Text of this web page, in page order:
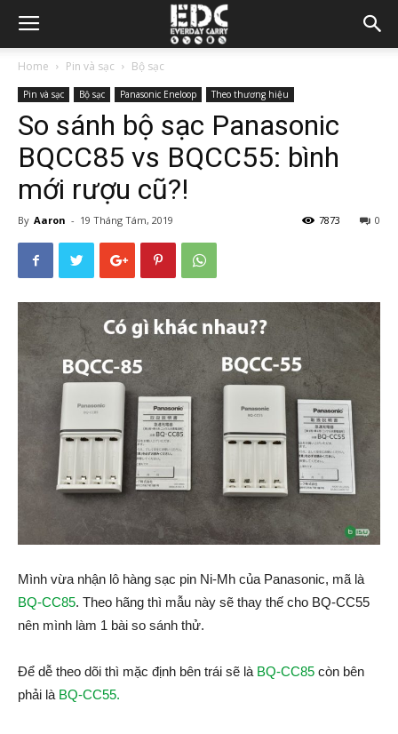
Home Pin và sạc Bộ sạc
Pin và sạc Bộ sạc Panasonic Eneloop Theo thương hiệu
So sánh bộ sạc Panasonic
BQCC85 vs BQCC55: bình
mới rượu cũ?!
By Aaron - 19 Tháng Tám, 2019 0
7873
Mình vừa nhận lô hàng sạc pin Ni-Mh của Panasonic, mã là
BQ-CC85. Theo hãng thì mẫu này sẽ thay thế cho BQ-CC55
nên mình làm 1 bài so sánh thử.
Để dễ theo dõi thì mặc định bên trái sẽ là BQ-CC85 còn bên
phải là BQ-CC55.